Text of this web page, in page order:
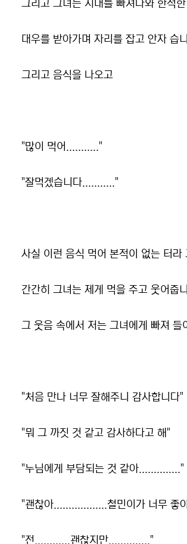
그리고 그녀는 시내를 빠져나와 한적
대우를 받아가며 자리를 잡고 안자 습
그리고 음식을 나오고
"많이 먹어..........."
"잘먹겠습니다..........."
사실 이런 음식 먹어 본적이 없는 터
간간히 그녀는 제게 먹을 주고 웃어줍
그 웃음 속에서 저는 그녀에게 빠져 들
"처음 만나 너무 잘해주니 감사합니다"
"뭐 그 까짓 것 같고 감사하다고 해"
"누님에게 부담되는 것 같아.............."
"괜찮아..................철민이가 너무 좋
"전............괜찮지만.............."